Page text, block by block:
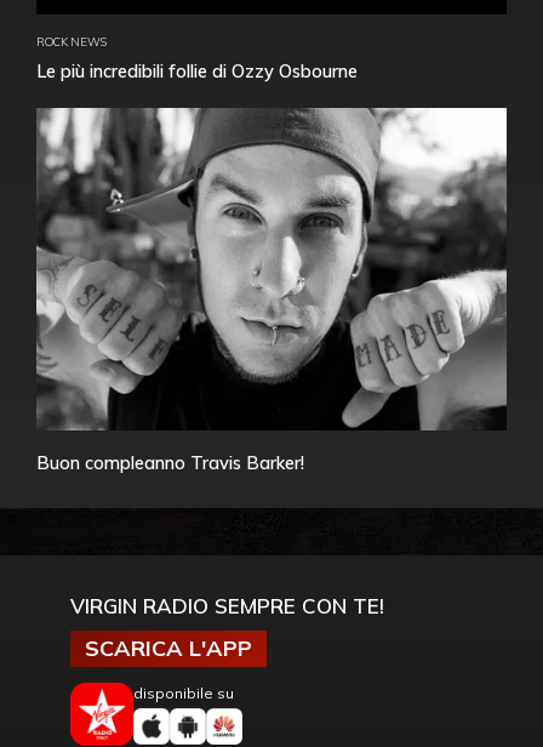
ROCK NEWS
Le più incredibili follie di Ozzy Osbourne
Buon compleanno Travis Barker!
VIRGIN RADIO SEMPRE CON TE!
SCARICA L'APP
disponibile su